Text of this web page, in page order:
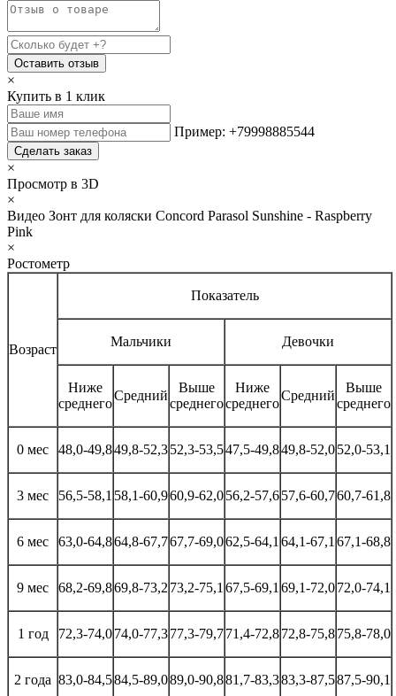
Оставить отзыв
×
Купить в 1 клик
Пример: +79998885544
Сделать заказ
×
Просмотр в 3D
×
Видео Зонт для коляски Concord Parasol Sunshine - Raspberry
Pink
×
Ростометр
Возраст
Показатель
Мальчики Девочки
Ниже
среднего
Средний
Выше
среднего
Ниже
среднего
Средний
Выше
среднего
0 мес 48,0-49,849,8-52,352,3-53,547,5-49,849,8-52,052,0-53,1
3 мес 56,5-58,1 58,1-60,960,9-62,056,2-57,657,6-60,760,7-61,8
6 мес 63,0-64,864,8-67,767,7-69,062,5-64,1 64,1-67,1 67,1-68,8
9 мес 68,2-69,869,8-73,2 73,2-75,1 67,5-69,1 69,1-72,072,0-74,1
1 год 72,3-74,074,0-77,377,3-79,771,4-72,872,8-75,875,8-78,0
2 года 83,0-84,584,5-89,089,0-90,881,7-83,383,3-87,587,5-90,1